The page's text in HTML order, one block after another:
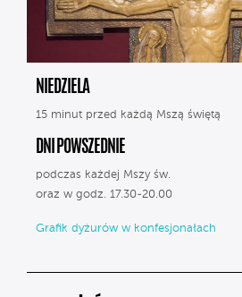
NIEDZIELA
15 minut przed każdą Mszą świętą
DNI POWSZEDNIE
podczas każdej Mszy św.
oraz w godz. 17.30-20.00
Grafik dyżurów w konfesjonałach